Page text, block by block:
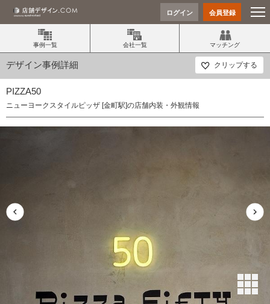
ログイン 会員登録
事例一覧 会社一覧 マッチング
デザイン事例詳細 クリップする
PIZZA50
ニューヨークスタイルピッザ [金町駅]の店舗内装・外観情報